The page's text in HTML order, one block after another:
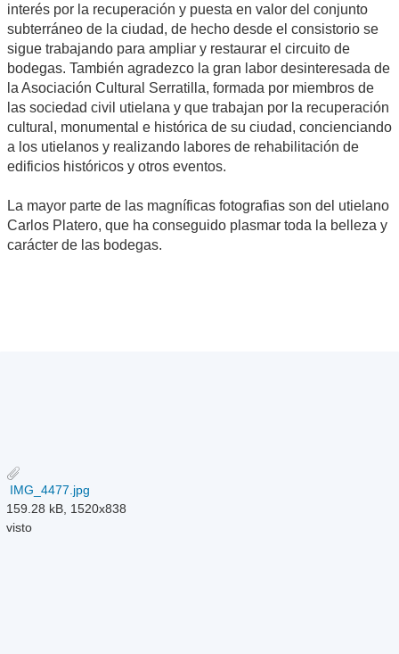
interés por la recuperación y puesta en valor del conjunto
subterráneo de la ciudad, de hecho desde el consistorio se
sigue trabajando para ampliar y restaurar el circuito de
bodegas. También agradezco la gran labor desinteresada de
la Asociación Cultural Serratilla, formada por miembros de
las sociedad civil utielana y que trabajan por la recuperación
cultural, monumental e histórica de su ciudad, concienciando
a los utielanos y realizando labores de rehabilitación de
edificios históricos y otros eventos.
La mayor parte de las magníficas fotografias son del utielano
Carlos Platero, que ha conseguido plasmar toda la belleza y
carácter de las bodegas.
IMG_4477.jpg
159.28 kB, 1520x838
visto